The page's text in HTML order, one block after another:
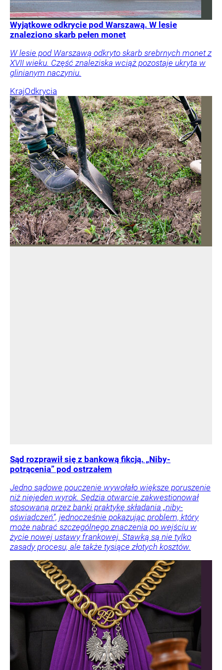
Wyjątkowe odkrycie pod Warszawą. W lesie
znaleziono skarb pełen monet
W lesie pod Warszawą odkryto skarb srebrnych monet z
XVII wieku. Część znaleziska wciąż pozostaje ukryta w
glinianym naczyniu.
KrajOdkrycia
Sąd rozprawił się z bankową fikcją. „Niby-
potrącenia” pod ostrzałem
Jedno sądowe pouczenie wywołało większe poruszenie
niż niejeden wyrok. Sędzia otwarcie zakwestionował
stosowaną przez banki praktykę składania „niby-
oświadczeń”, jednocześnie pokazując problem, który
może nabrać szczególnego znaczenia po wejściu w
życie nowej ustawy frankowej. Stawką są nie tylko
zasady procesu, ale także tysiące złotych kosztów.